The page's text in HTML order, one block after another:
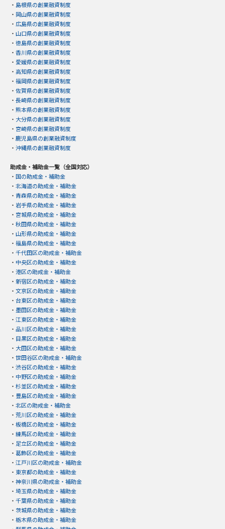
・ 島根県の創業融資制度
・ 岡山県の創業融資制度
・ 広島県の創業融資制度
・ 山口県の創業融資制度
・ 徳島県の創業融資制度
・ 香川県の創業融資制度
・ 愛媛県の創業融資制度
・ 高知県の創業融資制度
・ 福岡県の創業融資制度
・ 佐賀県の創業融資制度
・ 長崎県の創業融資制度
・ 熊本県の創業融資制度
・ 大分県の創業融資制度
・ 宮崎県の創業融資制度
・ 鹿児島県の創業融資制度
・ 沖縄県の創業融資制度
助成金・補助金一覧（全国対応）
・ 国の助成金・補助金
・ 北海道の助成金・補助金
・ 青森県の助成金・補助金
・ 岩手県の助成金・補助金
・ 宮城県の助成金・補助金
・ 秋田県の助成金・補助金
・ 山形県の助成金・補助金
・ 福島県の助成金・補助金
・ 千代田区の助成金・補助金
・ 中央区の助成金・補助金
・ 港区の助成金・補助金
・ 新宿区の助成金・補助金
・ 文京区の助成金・補助金
・ 台東区の助成金・補助金
・ 墨田区の助成金・補助金
・ 江東区の助成金・補助金
・ 品川区の助成金・補助金
・ 目黒区の助成金・補助金
・ 大田区の助成金・補助金
・ 世田谷区の助成金・補助金
・ 渋谷区の助成金・補助金
・ 中野区の助成金・補助金
・ 杉並区の助成金・補助金
・ 豊島区の助成金・補助金
・ 北区の助成金・補助金
・ 荒川区の助成金・補助金
・ 板橋区の助成金・補助金
・ 練馬区の助成金・補助金
・ 足立区の助成金・補助金
・ 葛飾区の助成金・補助金
・ 江戸川区の助成金・補助金
・ 東京都の助成金・補助金
・ 神奈川県の助成金・補助金
・ 埼玉県の助成金・補助金
・ 千葉県の助成金・補助金
・ 茨城県の助成金・補助金
・ 栃木県の助成金・補助金